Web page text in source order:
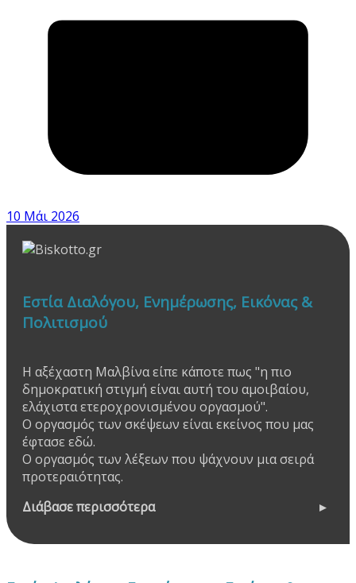
10 Μάι 2026
Εστία Διαλόγου, Ενημέρωσης, Εικόνας &
Πολιτισμού
Η αξέχαστη Μαλβίνα είπε κάποτε πως "η πιο
δημοκρατική στιγμή είναι αυτή του αμοιβαίου,
ελάχιστα ετεροχρονισμένου οργασμού".
Ο οργασμός των σκέψεων είναι εκείνος που μας
έφτασε εδώ.
Ο οργασμός των λέξεων που ψάχνουν μια σειρά
προτεραιότητας.
Διάβασε περισσότερα